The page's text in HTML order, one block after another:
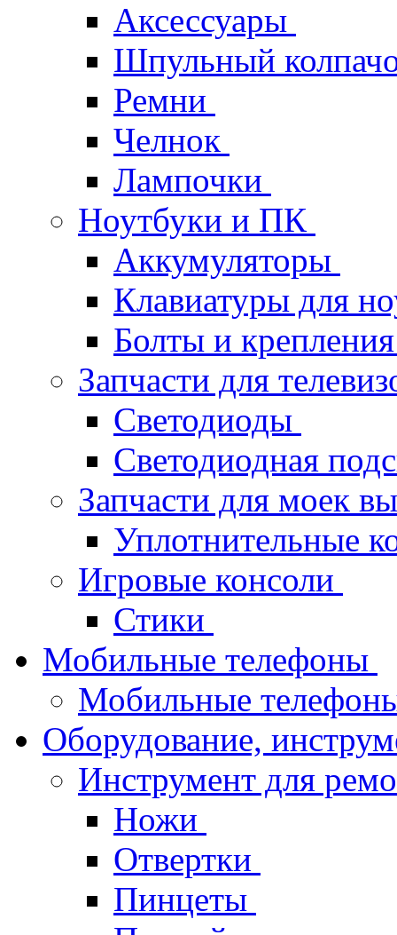
Аксессуары
Шпульный
Ремни
Челнок
Лампочки
Ноутбуки и ПК
Аккумуляторы
Клавиатуры для
Болты и
Запчасти для
Светодиоды
Светодиодная
Запчасти для моек
Уплотнительные
Игровые консоли
Стики
Мобильные телефоны
Мобильные
Оборудование,
Инструмент для
Ножи
Отвертки
Пинцеты